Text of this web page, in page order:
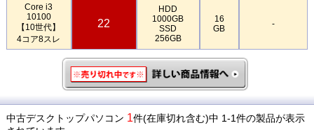
Core i3
10100
【10世代】
4コア8スレ
22
HDD
1000GB
SSD
256GB
16
GB
-
中古デスクトップパソコン 1件(在庫切れ含む)中 1-1件の製品が表示